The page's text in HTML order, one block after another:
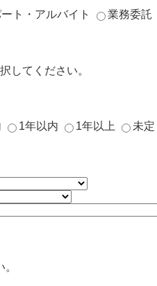
ト・アルバイト 業務委託
してください。
1年以内 1年以上 未定